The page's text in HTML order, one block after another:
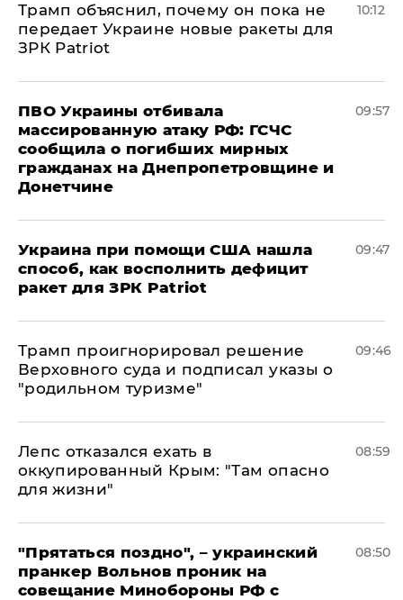
Трамп объяснил, почему он пока не
передает Украине новые ракеты для
ЗРК Patriot
10:12
ПВО Украины отбивала
массированную атаку РФ: ГСЧС
сообщила о погибших мирных
гражданах на Днепропетровщине и
Донетчине
09:57
Украина при помощи США нашла
способ, как восполнить дефицит
ракет для ЗРК Patriot
09:47
Трамп проигнорировал решение
Верховного суда и подписал указы о
"родильном туризме"
09:46
Лепс отказался ехать в
оккупированный Крым: "Там опасно
для жизни"
08:59
"Прятаться поздно", – украинский
пранкер Вольнов проник на
совещание Минобороны РФ с
08:50